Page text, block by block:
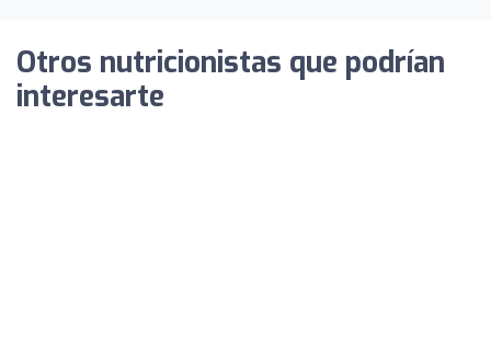
Otros nutricionistas que podrían
interesarte